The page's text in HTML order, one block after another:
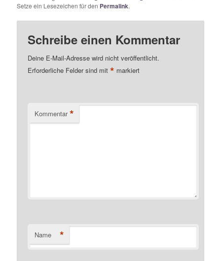
Setze ein Lesezeichen für den Permalink.
Schreibe einen Kommentar
Deine E-Mail-Adresse wird nicht veröffentlicht.
Erforderliche Felder sind mit* markiert
Kommentar *
Name *